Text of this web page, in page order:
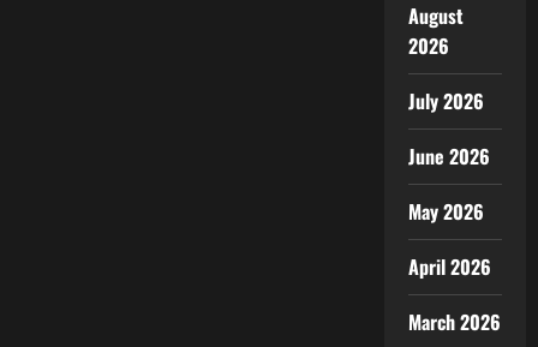
August
2026
July 2026
June 2026
May 2026
April 2026
March 2026